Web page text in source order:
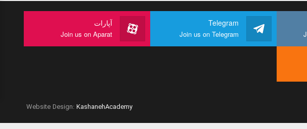
Telegram
Join us on Telegram
آپارات
Join us on Aparat
Website Design:KashanehAcademy